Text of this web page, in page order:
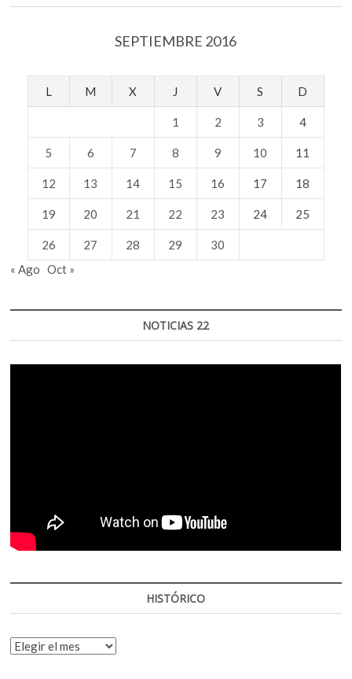
SEPTIEMBRE 2016
L M X J V S D
1 2 3 4
5 6 7 8 9 10 11
12 13 14 15 16 17 18
19 20 21 22 23 24 25
26 27 28 29
30
« Ago Oct »
NOTICIAS 22
HISTÓRICO
HISTÓRICO